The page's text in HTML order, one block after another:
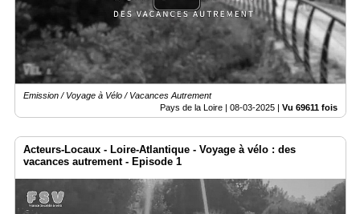
Emission / Voyage à Vélo / Vacances Autrement
Pays de la Loire | 08-03-2025 | Vu 69611 fois
Acteurs-Locaux - Loire-Atlantique - Voyage à vélo : des
vacances autrement - Episode 1